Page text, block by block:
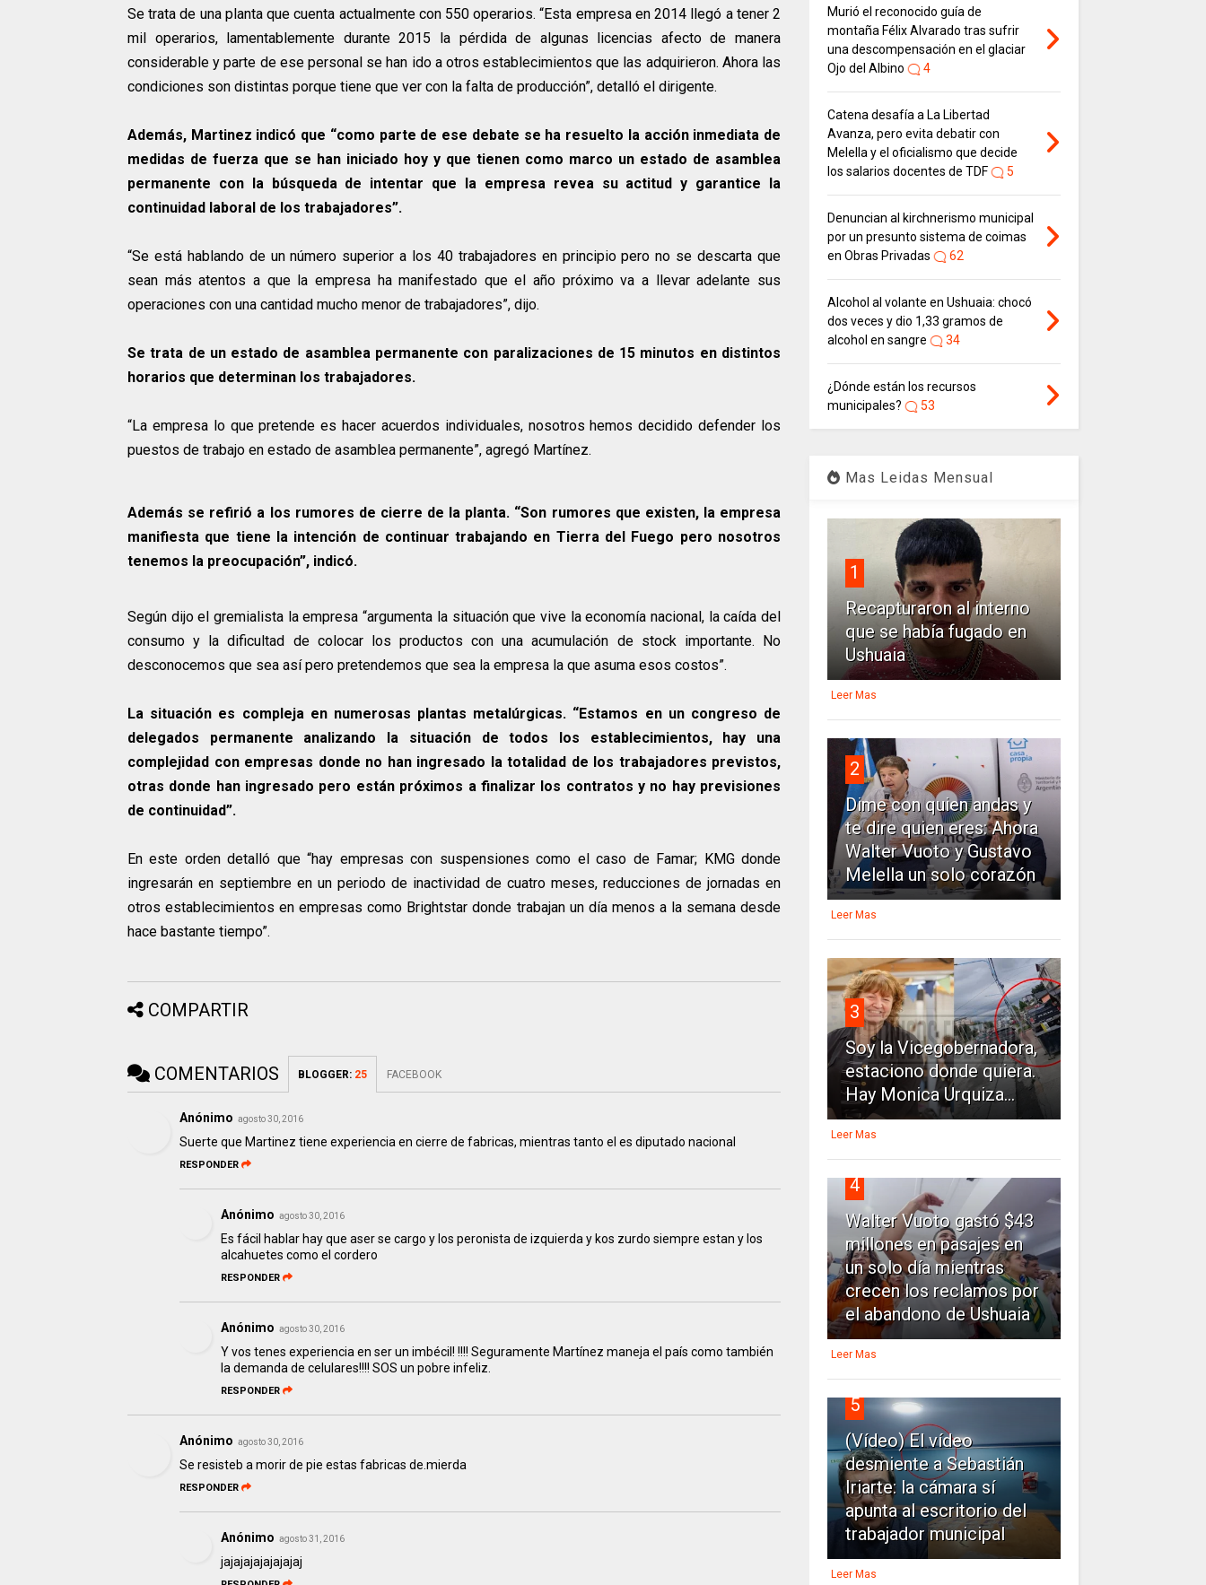
Se trata de una planta que cuenta actualmente con 550 operarios. “Esta empresa en 2014 llegó a tener 2
mil operarios, lamentablemente durante 2015 la pérdida de algunas licencias afecto de manera
considerable y parte de ese personal se han ido a otros establecimientos que las adquirieron. Ahora las
condiciones son distintas porque tiene que ver con la falta de producción”, detalló el dirigente.
Además, Martinez indicó que “como parte de ese debate se ha resuelto la acción inmediata de
medidas de fuerza que se han iniciado hoy y que tienen como marco un estado de asamblea
permanente con la búsqueda de intentar que la empresa revea su actitud y garantice la
continuidad laboral de los trabajadores”.
“Se está hablando de un número superior a los 40 trabajadores en principio pero no se descarta que
sean más atentos a que la empresa ha manifestado que el año próximo va a llevar adelante sus
operaciones con una cantidad mucho menor de trabajadores”, dijo.
Se trata de un estado de asamblea permanente con paralizaciones de 15 minutos en distintos
horarios que determinan los trabajadores.
“La empresa lo que pretende es hacer acuerdos individuales, nosotros hemos decidido defender los
puestos de trabajo en estado de asamblea permanente”, agregó Martínez.
Además se refirió a los rumores de cierre de la planta. “Son rumores que existen, la empresa
manifiesta que tiene la intención de continuar trabajando en Tierra del Fuego pero nosotros
tenemos la preocupación”, indicó.
Según dijo el gremialista la empresa “argumenta la situación que vive la economía nacional, la caída del
consumo y la dificultad de colocar los productos con una acumulación de stock importante. No
desconocemos que sea así pero pretendemos que sea la empresa la que asuma esos costos”.
La situación es compleja en numerosas plantas metalúrgicas. “Estamos en un congreso de
delegados permanente analizando la situación de todos los establecimientos, hay una
complejidad con empresas donde no han ingresado la totalidad de los trabajadores previstos,
otras donde han ingresado pero están próximos a finalizar los contratos y no hay previsiones
de continuidad”.
En este orden detalló que “hay empresas con suspensiones como el caso de Famar; KMG donde
ingresarán en septiembre en un periodo de inactividad de cuatro meses, reducciones de jornadas en
otros establecimientos en empresas como Brightstar donde trabajan un día menos a la semana desde
hace bastante tiempo”.
COMPARTIR
COMENTARIOS BLOGGER: 25 FACEBOOK
Anónimo agosto 30, 2016
Suerte que Martinez tiene experiencia en cierre de fabricas, mientras tanto el es diputado nacional
RESPONDER
Anónimo agosto 30, 2016
Es fácil hablar hay que aser se cargo y los peronista de izquierda y kos zurdo siempre estan y los
alcahuetes como el cordero
RESPONDER
Anónimo agosto 30, 2016
Y vos tenes experiencia en ser un imbécil! !!!! Seguramente Martínez maneja el país como también
la demanda de celulares!!!! SOS un pobre infeliz.
RESPONDER
Anónimo agosto 30, 2016
Se resisteb a morir de pie estas fabricas de.mierda
RESPONDER
Anónimo agosto 31, 2016
jajajajajajajajaj
Murió el reconocido guía de
montaña Félix Alvarado tras sufrir
una descompensación en el glaciar
Ojo del Albino
4
Catena desafía a La Libertad
Avanza, pero evita debatir con
Melella y el oficialismo que decide
los salarios docentes de TDF
5
Denuncian al kirchnerismo municipal
por un presunto sistema de coimas
en Obras Privadas
62
Alcohol al volante en Ushuaia: chocó
dos veces y dio 1,33 gramos de
alcohol en sangre
34
¿Dónde están los recursos
municipales?
53
Mas Leidas Mensual
1
Recapturaron al interno
que se había fugado en
Ushuaia
Leer Mas
2
Dime con quien andas y
te dire quien eres: Ahora
Walter Vuoto y Gustavo
Melella un solo corazón
Leer Mas
3
Soy la Vicegobernadora,
estaciono donde quiera.
Hay Monica Urquiza...
Leer Mas
4
Walter Vuoto gastó $43
millones en pasajes en
un solo día mientras
crecen los reclamos por
el abandono de Ushuaia
Leer Mas
5
(Vídeo) El vídeo
desmiente a Sebastián
Iriarte: la cámara sí
apunta al escritorio del
trabajador municipal
Leer Mas